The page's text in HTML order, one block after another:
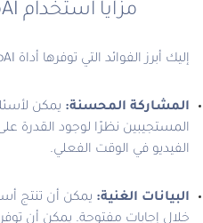
مزايا استخدام VideoAI في البحث
إليك أبرز الفوائد التي توفرها أداة VideoAI لتعزيز جودة البيانات البحثية:
المشاركة المحسنة:
المستجيبين نظرًا لوجود القدرة
الفيديو في الوقت الفعلي.
البيانات الغنية:
خلال إجابات مفتوحة. يمكن أن